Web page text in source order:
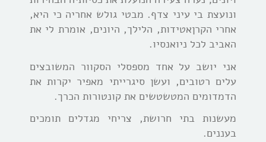
ונועצת בי עיני צדף. מבטי גולש אחריה כי היא,
אחרי הקרןאטידות, הלילך, היונים, אומרת לי את
האביב לכל ניואנסיו.
אני יושב על אחד מספסלי הסקוור המשובצים
עלים רטובים, ועשן סיגרייתי מאפיר יקרות את
הדמדומים המטשטשים את קונטורות הכרך.
מעשנות בתי חרושת, צריחי מגדלים תומכים
בעננים.